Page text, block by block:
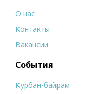
О нас
Контакты
Вакансии
События
Курбан-байрам